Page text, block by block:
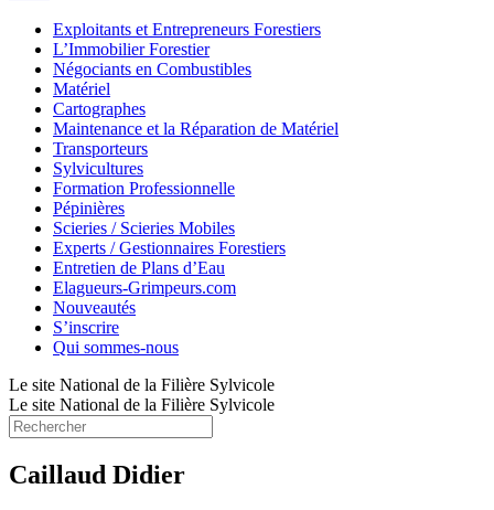
Exploitants et Entrepreneurs Forestiers
L’Immobilier Forestier
Négociants en Combustibles
Matériel
Cartographes
Maintenance et la Réparation de Matériel
Transporteurs
Sylvicultures
Formation Professionnelle
Pépinières
Scieries / Scieries Mobiles
Experts / Gestionnaires Forestiers
Entretien de Plans d’Eau
Elagueurs-Grimpeurs.com
Nouveautés
S’inscrire
Qui sommes-nous
Le site National de la Filière Sylvicole
Le site National de la Filière Sylvicole
Caillaud Didier